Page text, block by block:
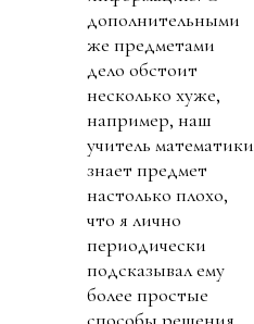
дополнительными
же предметами
дело обстоит
несколько хуже,
например, наш
учитель математики
знает предмет
настолько плохо,
что я лично
периодически
подсказывал ему
более простые